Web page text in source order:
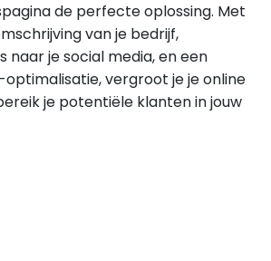
de perfecte oplossing. Met
van je bedrijf,
naar je social media, en een
optimalisatie, vergroot je je online
je potentiële klanten in jouw